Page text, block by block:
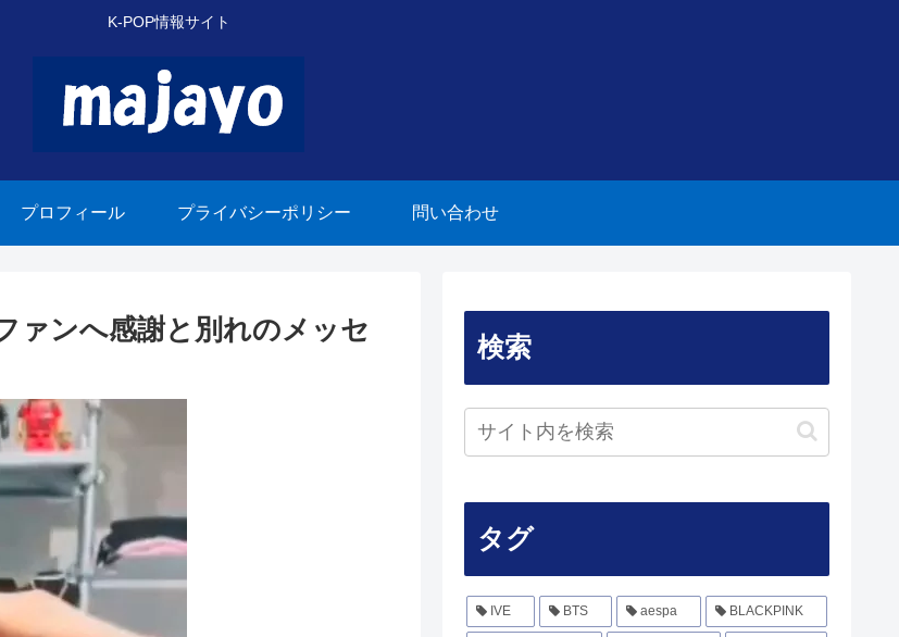
K-POP情報サイト
プロフィール プライバシーポリシー 問い合わせ
ァンへ感謝と別れのメッセ
検索
タグ
IVE BTS aespa BLACKPINK